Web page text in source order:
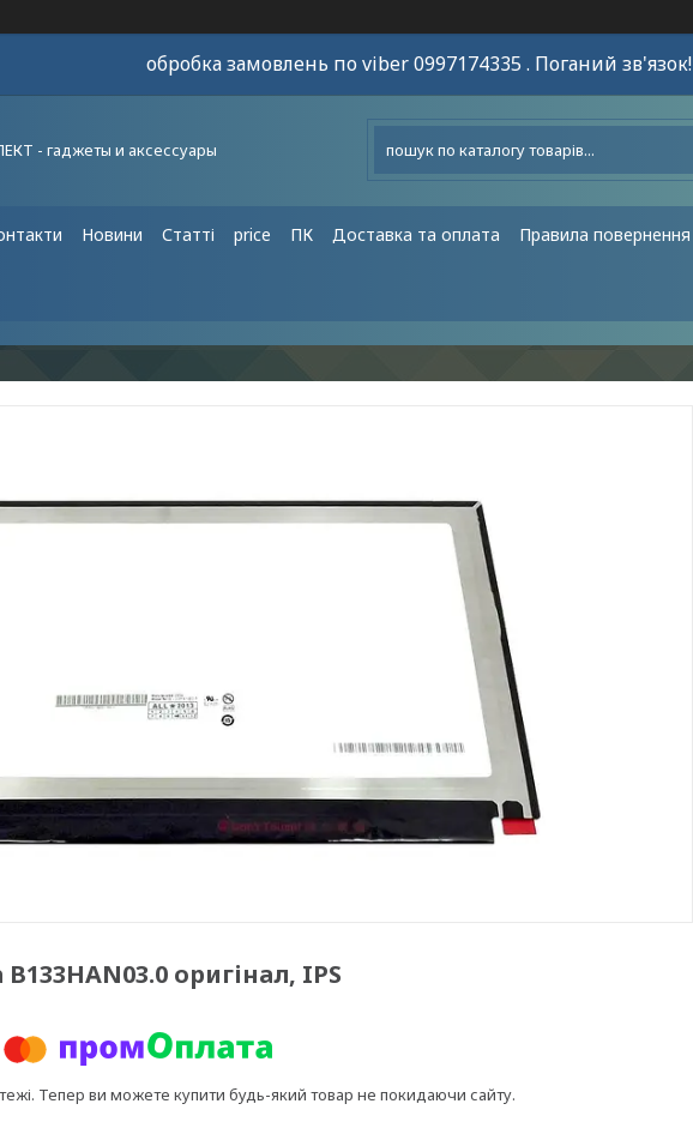
обробка замовлень по viber 0997174335 . Поганий зв'язок!
- гаджеты и аксессуары
Новини Статті price ПК Доставка та оплата Правила повернення
оригінал, IPS
Тепер ви можете купити будь-який товар не покидаючи сайту.